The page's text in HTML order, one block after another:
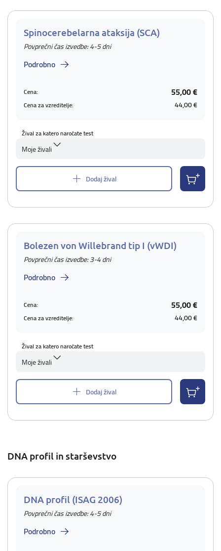
Spinocerebelarna ataksija (SCA)
Povprečni čas izvedbe: 4-5 dni
Podrobno
Cena: 55,00 €
Cena za vzreditelje: 44,00 €
Žival za katero naročate test
Moje živali
Dodaj žival
Bolezen von Willebrand tip I (vWDI)
Povprečni čas izvedbe: 3-4 dni
Podrobno
Cena: 55,00 €
Cena za vzreditelje: 44,00 €
Žival za katero naročate test
Moje živali
Dodaj žival
DNA profil in starševstvo
DNA profil (ISAG 2006)
Povprečni čas izvedbe: 4-5 dni
Podrobno